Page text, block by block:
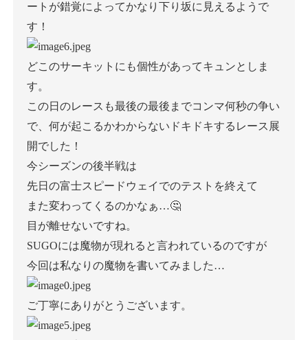
ートが錯覚によってかなり下り坂に見えるようで
す！
どこのサーキットにも個性があってキュンとしま
す。
この日のレースも最後の最後までコンマ何秒の争い
で、何が起こるかわからないドキドキするレース展
開でした！
今シーズンの後半戦は
先日の富士スピードウェイでのテストを終えて
また変わってくるのかなぁ…🤔
目が離せないですね。
SUGOには魔物が現れると言われているのですが
今回は私なりの魔物を書いてみました…
ご丁寧にありがとうございます。